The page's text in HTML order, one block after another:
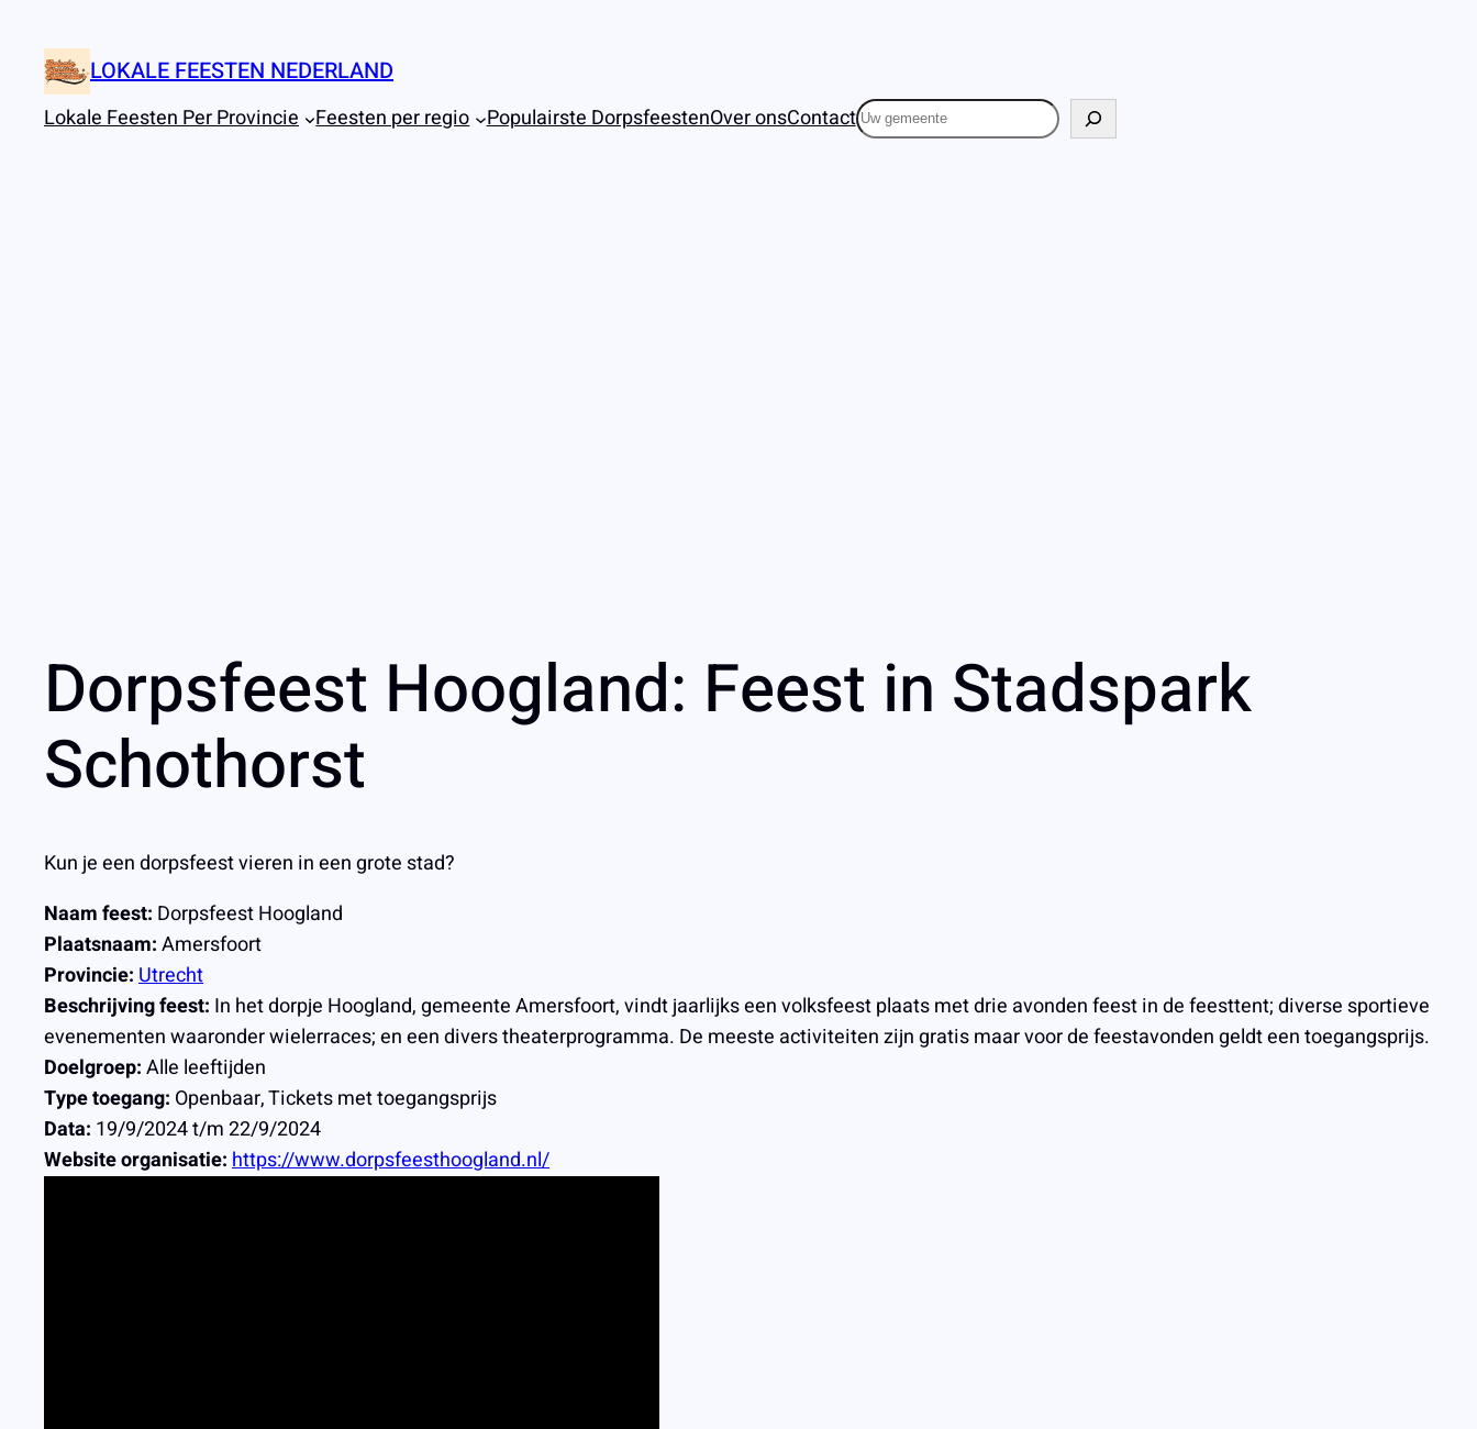
naar
inhoud
LOKALE FEESTEN NEDERLAND
Lokale Feesten Per Provincie Feesten per regio Populairste DorpsfeestenOver onsContactZoeken
Dorpsfeest Hoogland: Feest in Stadspark
Schothorst
Kun je een dorpsfeest vieren in een grote stad?
Naam feest: Dorpsfeest Hoogland
Plaatsnaam:Amersfoort
Provincie:Utrecht
Beschrijving feest: In het dorpje Hoogland, gemeente Amersfoort, vindt jaarlijks een volksfeest plaats met drie avonden feest in de feesttent; diverse sportieve
evenementen waaronder wielerraces; en een divers theaterprogramma. De meeste activiteiten zijn gratis maar voor de feestavonden geldt een toegangsprijs.
Doelgroep:Alle leeftijden
Type toegang: Openbaar, Tickets met toegangsprijs
Data: 19/9/2024 t/m 22/9/2024
Website organisatie:https://www.dorpsfeesthoogland.nl/